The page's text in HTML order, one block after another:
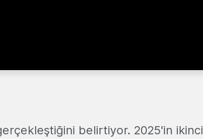
belirtiyor. 2025'in ikinci